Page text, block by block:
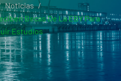
Noticias
Becas De La EBY Para
Estudios